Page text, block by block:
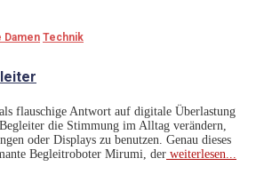
Damen Technik
flauschige Antwort auf digitale Überlastung
die Stimmung im Alltag verändern,
oder Displays zu benutzen. Genau dieses
Begleitroboter Mirumi, der weiterlesen...